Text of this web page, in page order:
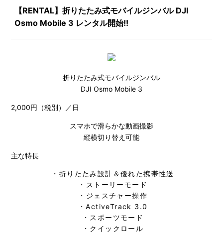
【RENTAL】折りたたみ式モバイルジンバル DJI
Osmo Mobile 3 レンタル開始!!
折りたたみ式モバイルジンバル
DJI Osmo Mobile 3
2,000円（税別）／日
スマホで滑らかな動画撮影
縦横切り替え可能
主な特長
・折りたたみ設計＆優れた携帯性送
・ストーリーモード
・ジェスチャー操作
・ActiveTrack 3.0
・スポーツモード
・クイックロール